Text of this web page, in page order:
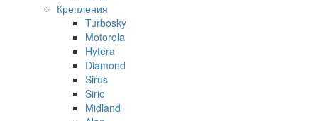
Крепления
Turbosky
Motorola
Hytera
Diamond
Sirus
Sirio
Midland